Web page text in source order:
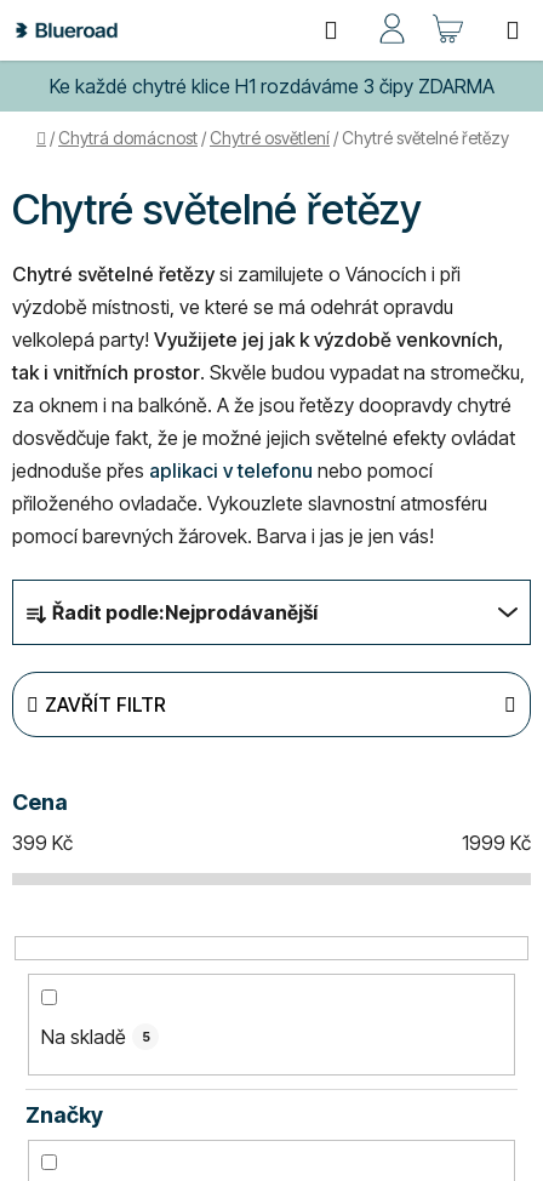
na
obsah
Ke každé chytré klice H1 rozdáváme 3 čipy ZDARMA
Hledat
KOŠÍK
Domů
/ Chytrá domácnost / Chytré osvětlení / Chytré světelné řetězy
Chytré světelné řetězy
Chytré světelné řetězy si zamilujete o Vánocích i při
výzdobě místnosti, ve které se má odehrát opravdu
velkolepá party! Využijete jej jak k výzdobě venkovních,
tak i vnitřních prostor. Skvěle budou vypadat na stromečku,
za oknem i na balkóně. A že jsou řetězy doopravdy chytré
dosvědčuje fakt, že je možné jejich světelné efekty ovládat
jednoduše přes aplikaci v telefonu nebo pomocí
přiloženého ovladače. Vykouzlete slavnostní atmosféru
pomocí barevných žárovek. Barva i jas je jen vás!
z
e
n
r
o
d
k
t
Řadit podle:Nejprodávanější
ZAVŘÍT FILTR
Cena
399 Kč 1999 Kč
Na skladě 5
Značky